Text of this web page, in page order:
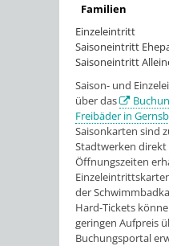
Familien
Einzeleintritt
Saisoneintritt
Saisoneintritt
Saison- und
über das
Freibäder in
Saisonkarten sind
Stadtwerken direkt
Öffnungszeiten
der
Hard-Tickets
geringen Aufpreis
Buchungsportal